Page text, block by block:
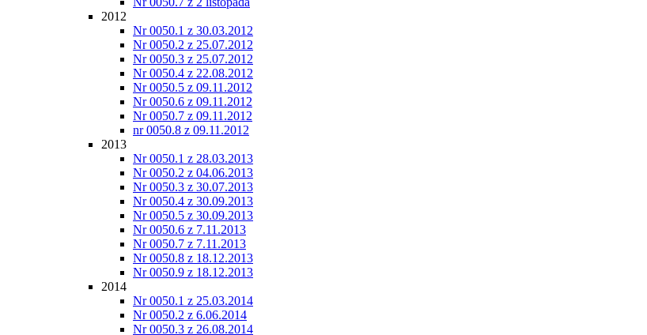
2012
Nr 0050.1 z 30.03.2012
Nr 0050.2 z 25.07.2012
Nr 0050.3 z 25.07.2012
Nr 0050.4 z 22.08.2012
Nr 0050.5 z 09.11.2012
Nr 0050.6 z 09.11.2012
Nr 0050.7 z 09.11.2012
nr 0050.8 z 09.11.2012
2013
Nr 0050.1 z 28.03.2013
Nr 0050.2 z 04.06.2013
Nr 0050.3 z 30.07.2013
Nr 0050.4 z 30.09.2013
Nr 0050.5 z 30.09.2013
Nr 0050.6 z 7.11.2013
Nr 0050.7 z 7.11.2013
Nr 0050.8 z 18.12.2013
Nr 0050.9 z 18.12.2013
2014
Nr 0050.1 z 25.03.2014
Nr 0050.2 z 6.06.2014
Nr 0050.3 z 26.08.2014